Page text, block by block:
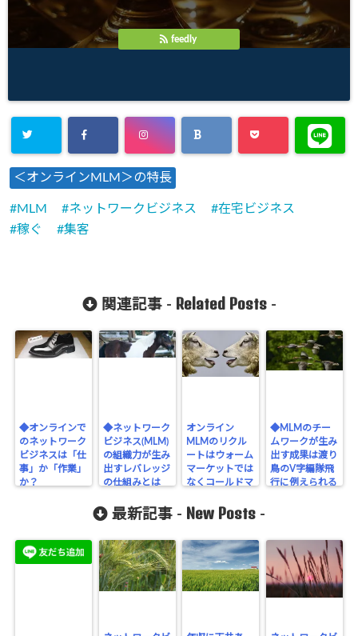
feedly
＜オンラインMLM＞の特長
MLM ネットワークビジネス
在宅ビジネス
稼ぐ
集客
関連記事 - Related Posts-
◆オンラインで
のネットワーク
ビジネスは「仕
事」か「作業」
か？
◆ネットワーク
ビジネス(MLM)
の組織力が生み
出すレバレッジ
の仕組みとは
オンライン
MLMのリクル
ートはウォーム
マーケットでは
なくコールドマ
◆MLMのチー
ムワークが生み
出す成果は渡り
鳥のV字編隊飛
行に例えられる
最新記事 - New Posts -